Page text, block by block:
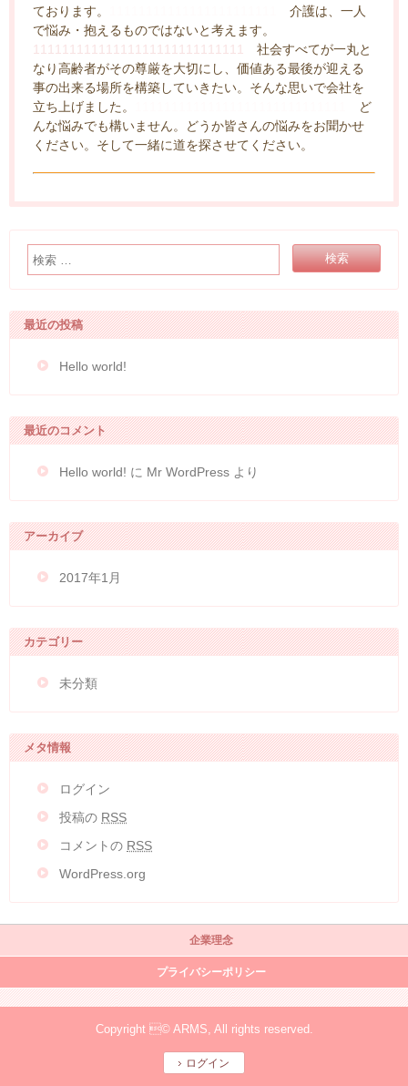
ております。
介護は、一人
で悩み・抱えるものではないと考えます。
11111111111111111111111111111
社会すべてが一丸と
なり高齢者がその尊厳を大切にし、価値ある最後が迎える
事の出来る場所を構築していきたい。そんな思いで会社を
立ち上げました。
ど
んな悩みでも構いません。どうか皆さんの悩みをお聞かせ
ください。そして一緒に道を探させてください。
最近の投稿
Hello world!
最近のコメント
Hello world! に Mr WordPress より
アーカイブ
2017年1月
カテゴリー
未分類
メタ情報
ログイン
投稿の RSS
コメントの RSS
WordPress.org
企業理念
プライバシーポリシー
Copyright © ARMS, All rights reserved.
ログイン